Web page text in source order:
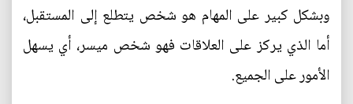
وبشكل كبير على المهام هو شخص يتطلع إلى المستقبل،
أما الذي يركز على العلاقات فهو شخص ميسر، أي يسهل
الأمور على الجميع.